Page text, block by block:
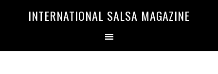
INTERNATIONAL SALSA MAGAZINE